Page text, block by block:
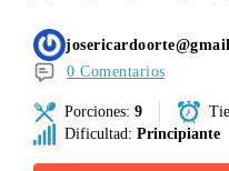
0 Comentarios
Porciones: 9
Dificultad: Principiante